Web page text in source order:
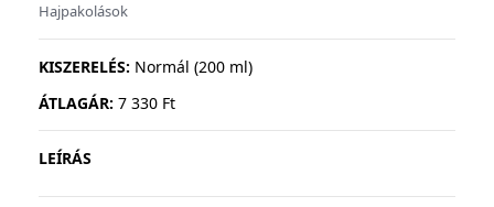
Hajpakolások
KISZERELÉS: Normál (200 ml)
ÁTLAGÁR: 7 330 Ft
LEÍRÁS